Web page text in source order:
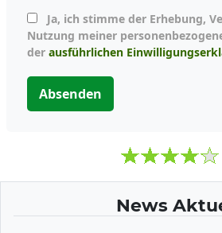
Nutzung meiner
der ausführlichen
Absenden
News